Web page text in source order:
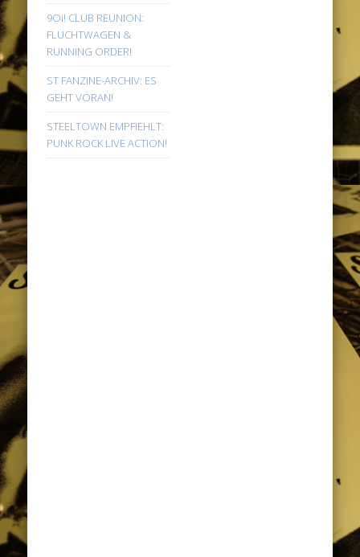
9Oi! CLUB REUNION:
FLUCHTWAGEN &
RUNNING ORDER!
ST FANZINE-ARCHIV: ES
GEHT VORAN!
STEELTOWN EMPFIEHLT:
PUNK ROCK LIVE ACTION!